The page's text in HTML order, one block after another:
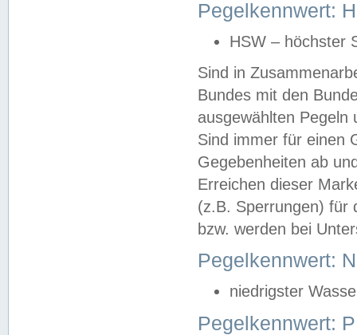
Pegelkennwert:
HSW – höchster
Sind in
Bundes mit den
ausgewählten
Sind immer für einen
Gegebenheiten ab
Erreichen dieser
(z.B. Sperrungen) für
bzw. werden bei
Pegelkennwert:
niedrigster
Pegelkennwert: